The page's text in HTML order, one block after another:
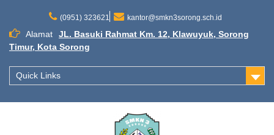
content
(0951) 323621 kantor@smkn3sorong.sch.id
Alamat
JL. Basuki Rahmat Km. 12, Klawuyuk, Sorong
Timur, Kota Sorong
Quick Links